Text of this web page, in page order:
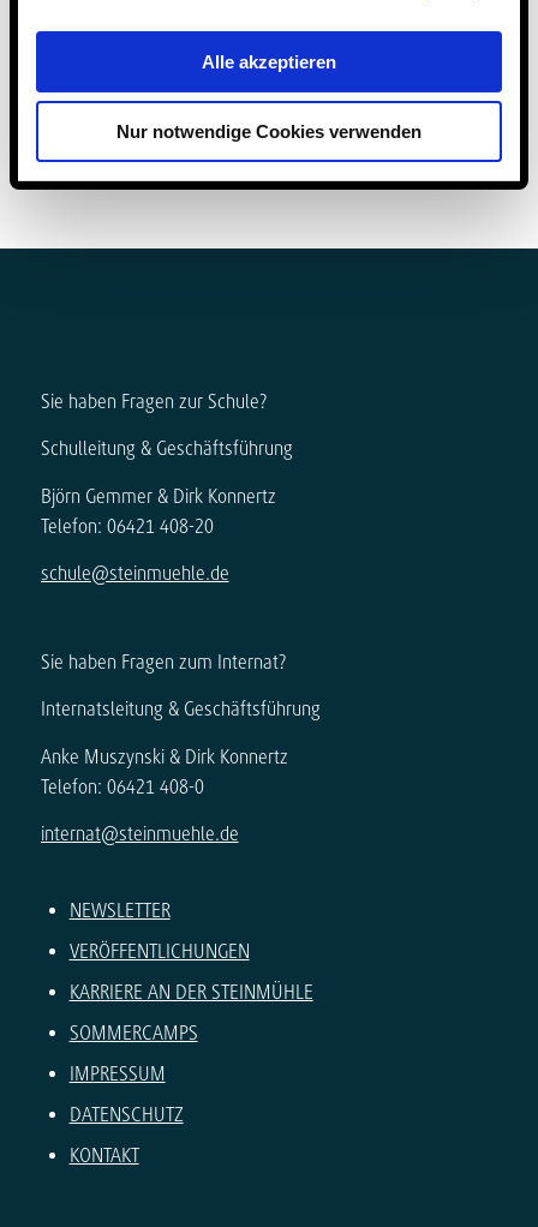
Alle akzeptieren
Nur notwendige Cookies verwenden
Sie haben Fragen zur Schule?
Schulleitung & Geschäftsführung
Björn Gemmer & Dirk Konnertz
Telefon: 06421 408-20
schule@steinmuehle.de
Sie haben Fragen zum Internat?
Internatsleitung & Geschäftsführung
Anke Muszynski & Dirk Konnertz
Telefon: 06421 408-0
internat@steinmuehle.de
NEWSLETTER
VERÖFFENTLICHUNGEN
KARRIERE AN DER STEINMÜHLE
SOMMERCAMPS
IMPRESSUM
DATENSCHUTZ
KONTAKT